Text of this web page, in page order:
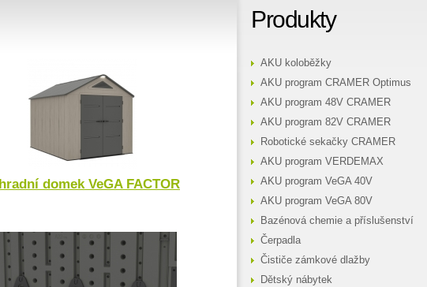
domek VeGA FACTOR
Produkty
AKU koloběžky
AKU program CRAMER Optimus
AKU program 48V CRAMER
AKU program 82V CRAMER
Robotické sekačky CRAMER
AKU program VERDEMAX
AKU program VeGA 40V
AKU program VeGA 80V
Bazénová chemie a příslušenství
Čerpadla
Čističe zámkové dlažby
Dětský nábytek